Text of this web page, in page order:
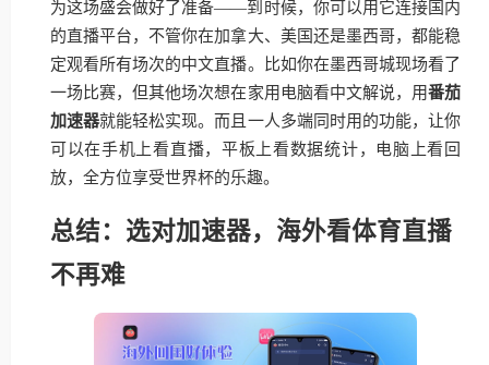
为这场盛会做好了准备——到时候，你可以用它连接国内
的直播平台，不管你在加拿大、美国还是墨西哥，都能稳
定观看所有场次的中文直播。比如你在墨西哥城现场看了
一场比赛，但其他场次想在家用电脑看中文解说，用番茄
加速器就能轻松实现。而且一人多端同时用的功能，让你
可以在手机上看直播，平板上看数据统计，电脑上看回
放，全方位享受世界杯的乐趣。
总结：选对加速器，海外看体育直播
不再难